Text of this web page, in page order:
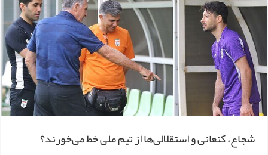
شجاع، کنعانی و استقلالی‌ها از تیم ملی خط می‌خورند؟